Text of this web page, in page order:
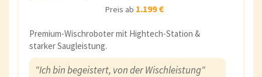
Preis ab 1.199 €
Premium-Wischroboter mit Hightech-Station &
starker Saugleistung.
"Ich bin begeistert, von der Wischleistung"